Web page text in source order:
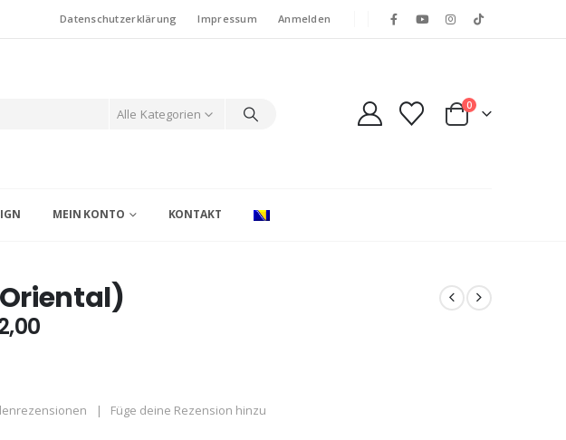
Datenschutzerklärung Impressum Anmelden
Alle Kategorien
0
MEIN KONTO KONTAKT
Preisspanne:
| Füge deine Rezension hinzu